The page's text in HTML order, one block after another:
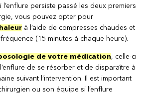
l’enflure persiste passé les deux premiers
vous pouvez opter pour
à l’aide de compresses chaudes et
(15 minutes à chaque heure).
de votre médication, celle-ci
de se résorber et de disparaître à
suivant l’intervention. Il est important
ou son équipe si l’enflure